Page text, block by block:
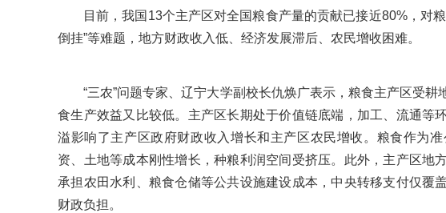
目前，我国13个主产区对全国粮食产量的贡献已接近80%，对
倒挂”等难题，地方财政收入低、经济发展滞后、农民增收困难。
“三农”问题专家、辽宁大学副校长仇焕广表示，粮食主产区受
食生产效益又比较低。主产区长期处于价值链底端，加工、流通等
溢影响了主产区政府财政收入增长和主产区农民增收。粮食作为
资、土地等成本刚性增长，种粮利润空间受挤压。此外，主产区地
承担农田水利、粮食仓储等公共设施建设成本，中央转移支付仅覆
财政负担。